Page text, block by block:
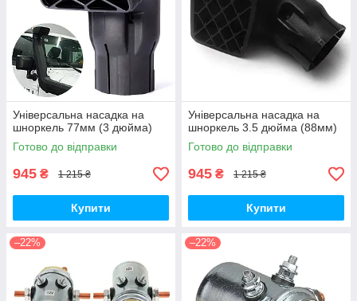
Універсальна насадка на
шноркель 77мм (3 дюйма)
Готово до відправки
945 ₴ 1 215 ₴
Купити
Універсальна насадка на
шноркель 3.5 дюйма (88мм)
Готово до відправки
945 ₴ 1 215 ₴
Купити
–22% –22%